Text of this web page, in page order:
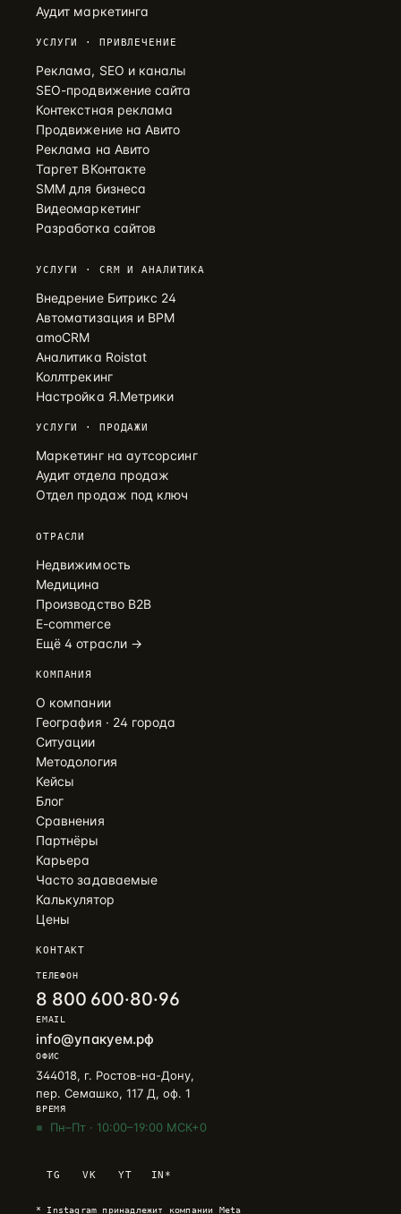
Аудит маркетинга
УСЛУГИ · ПРИВЛЕЧЕНИЕ
Реклама, SEO и каналы
SEO-продвижение сайта
Контекстная реклама
Продвижение на Авито
Реклама на Авито
Таргет ВКонтакте
SMM для бизнеса
Видеомаркетинг
Разработка сайтов
УСЛУГИ · CRM И АНАЛИТИКА
Внедрение Битрикс 24
Автоматизация и BPM
amoCRM
Аналитика Roistat
Коллтрекинг
Настройка Я.Метрики
УСЛУГИ · ПРОДАЖИ
Маркетинг на аутсорсинг
Аудит отдела продаж
Отдел продаж под ключ
ОТРАСЛИ
Недвижимость
Медицина
Производство B2B
E-commerce
Ещё 4 отрасли →
КОМПАНИЯ
О компании
География · 24 города
Ситуации
Методология
Кейсы
Блог
Сравнения
Партнёры
Карьера
Часто задаваемые
Калькулятор
Цены
КОНТАКТ
ТЕЛЕФОН
8 800 600·80·96
EMAIL
info@упакуем.рф
ОФИС
344018, г. Ростов-на-Дону,
пер. Семашко, 117 Д, оф. 1
ВРЕМЯ
Пн–Пт · 10:00–19:00 МСК+0
TG VK YT IN*
* Instagram принадлежит компании Meta
+7 905 456-75-58 · ОТВЕТИМ В ТЕЧЕНИЕ ЧАСА